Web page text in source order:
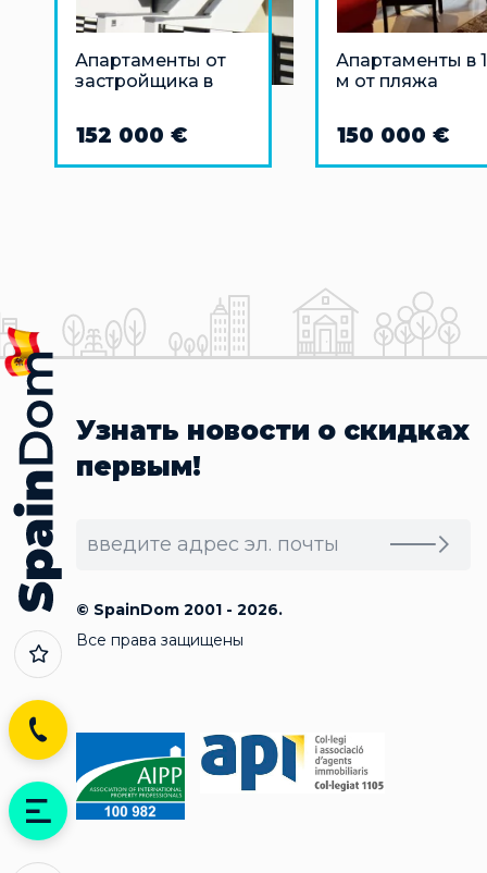
Апартаменты от
застройщика в
Орадада,
Аликанте в 1 км от
моря
152 000 €
Апартаменты в
м от пляжа
(Валенсия)
150 000 €
Узнать новости о скидках
первым!
© SpainDom 2001 - 2026.
Все права защищены